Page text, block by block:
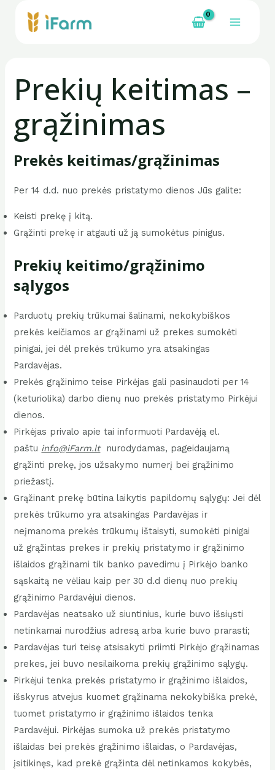
Prekių keitimas –
grąžinimas
Prekės keitimas/grąžinimas
Per 14 d.d. nuo prekės pristatymo dienos Jūs galite:
Keisti prekę į kitą.
Grąžinti prekę ir atgauti už ją sumokėtus pinigus.
Prekių keitimo/grąžinimo
sąlygos
Parduotų prekių trūkumai šalinami, nekokybiškos
prekės keičiamos ar grąžinami už prekes sumokėti
pinigai, jei dėl prekės trūkumo yra atsakingas
Pardavėjas.
Prekės grąžinimo teise Pirkėjas gali pasinaudoti per 14
(keturiolika) darbo dienų nuo prekės pristatymo Pirkėjui
dienos.
Pirkėjas privalo apie tai informuoti Pardavėją el.
paštu info@iFarm.ltnurodydamas, pageidaujamą
grąžinti prekę, jos užsakymo numerį bei grąžinimo
priežastį.
Grąžinant prekę būtina laikytis papildomų sąlygų: Jei dėl
prekės trūkumo yra atsakingas Pardavėjas ir
neįmanoma prekės trūkumų ištaisyti, sumokėti pinigai
už grąžintas prekes ir prekių pristatymo ir grąžinimo
išlaidos grąžinami tik banko pavedimu į Pirkėjo banko
sąskaitą ne vėliau kaip per 30 d.d dienų nuo prekių
grąžinimo Pardavėjui dienos.
Pardavėjas neatsako už siuntinius, kurie buvo išsiųsti
netinkamai nurodžius adresą arba kurie buvo prarasti;
Pardavėjas turi teisę atsisakyti priimti Pirkėjo grąžinamas
prekes, jei buvo nesilaikoma prekių grąžinimo sąlygų.
Pirkėjui tenka prekės pristatymo ir grąžinimo išlaidos,
išskyrus atvejus kuomet grąžinama nekokybiška prekė,
tuomet pristatymo ir grąžinimo išlaidos tenka
Pardavėjui. Pirkėjas sumoka už prekės pristatymo
išlaidas bei prekės grąžinimo išlaidas, o Pardavėjas,
įsitikinęs, kad prekė grąžinta dėl netinkamos kokybės,